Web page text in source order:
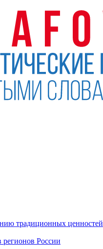
традиционных ценностей
регионов России